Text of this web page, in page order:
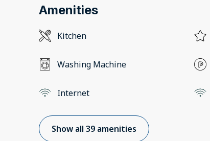
Amenities
Kitchen
Washing Machine
Internet
Show all 39 amenities